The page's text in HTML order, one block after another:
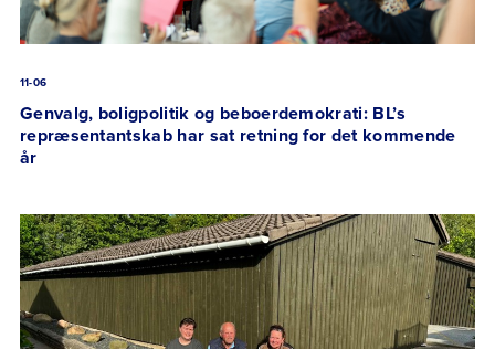
11-06
Genvalg, boligpolitik og beboerdemokrati: BL’s
repræsentantskab har sat retning for det kommende
år